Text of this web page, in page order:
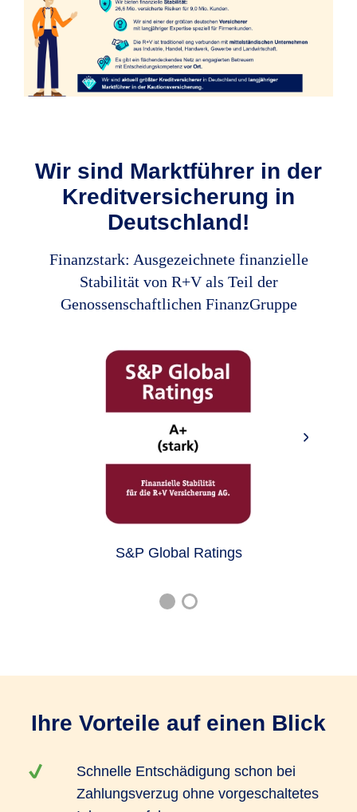
Wir sind Marktführer in der
Kreditversicherung in
Deutschland!
Finanzstark: Ausgezeichnete finanzielle
Stabilität von R+V als Teil der
Genossenschaftlichen FinanzGruppe
S&P Global Ratings
Ihre Vorteile auf einen Blick
Schnelle Entschädigung schon bei
Zahlungsverzug ohne vorgeschaltetes